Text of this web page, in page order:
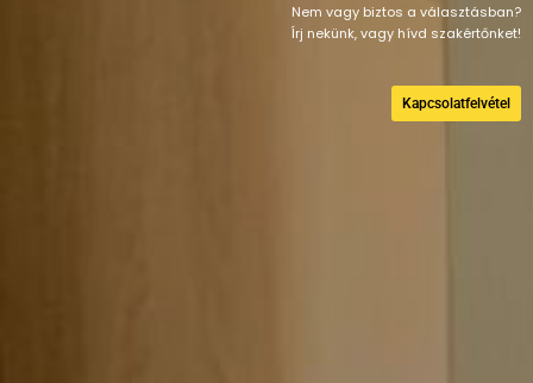
Nem vagy biztos a választásban?
Írj nekünk, vagy hívd szakértőnket!
Kapcsolatfelvétel